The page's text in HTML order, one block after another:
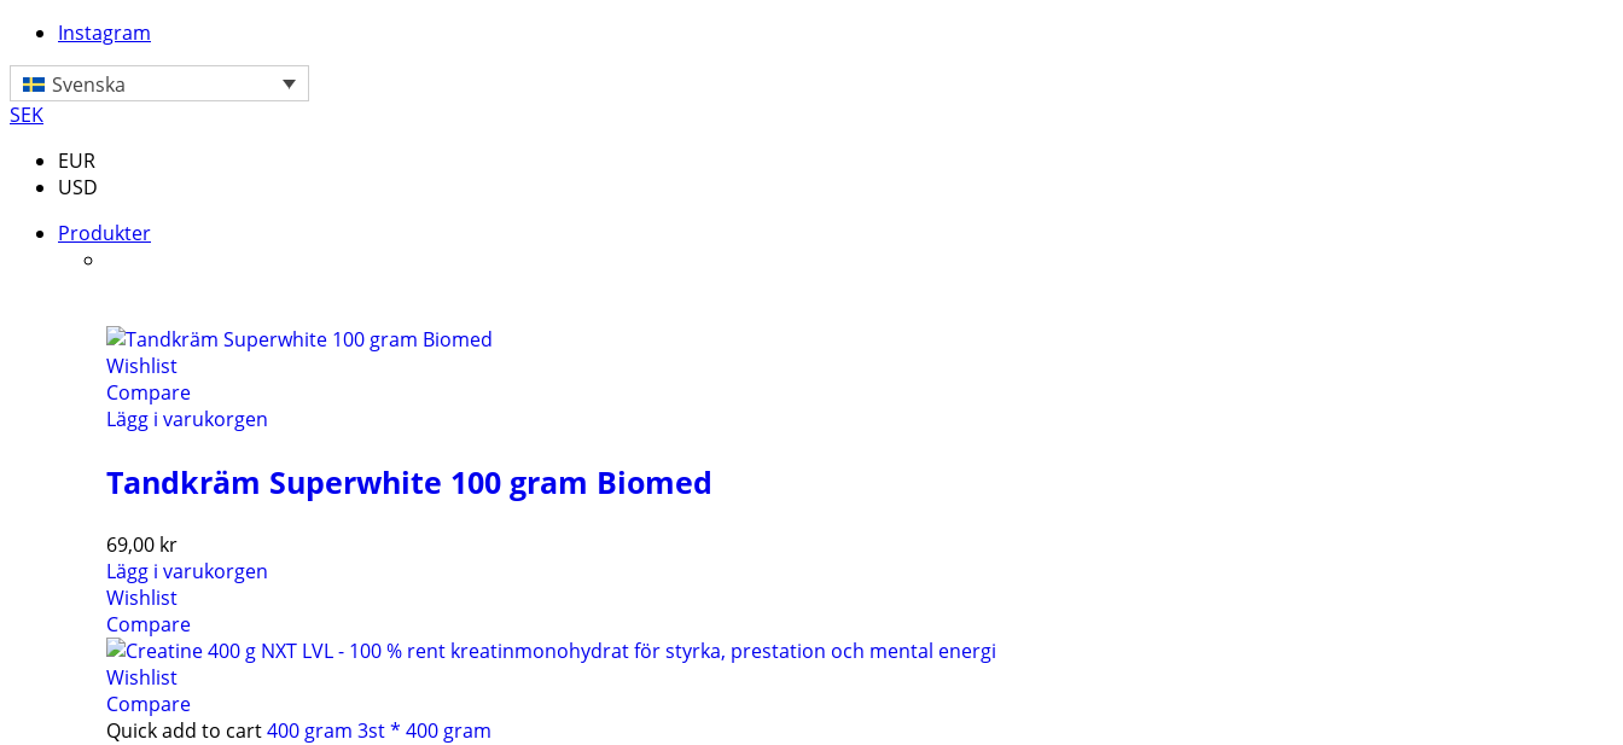
Instagram
Svenska
SEK
EUR
USD
Produkter
Wishlist
Compare
Lägg i varukorgen
Tandkräm Superwhite 100 gram Biomed
69,00 kr
Lägg i varukorgen
Wishlist
Compare
Wishlist
Compare
Quick add to cart400 gram 3st * 400 gram